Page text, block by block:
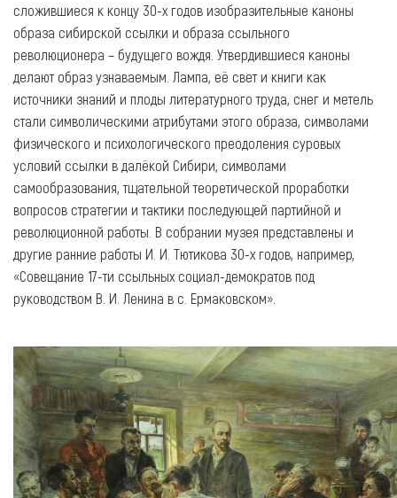
сложившиеся к концу 30-х годов изобразительные каноны
образа сибирской ссылки и образа ссыльного
революционера – будущего вождя. Утвердившиеся каноны
делают образ узнаваемым. Лампа, её свет и книги как
источники знаний и плоды литературного труда, снег и метель
стали символическими атрибутами этого образа, символами
физического и психологического преодоления суровых
условий ссылки в далёкой Сибири, символами
самообразования, тщательной теоретической проработки
вопросов стратегии и тактики последующей партийной и
революционной работы. В собрании музея представлены и
другие ранние работы И. И. Тютикова 30-х годов, например,
«Совещание 17-ти ссыльных социал-демократов под
руководством В. И. Ленина в с. Ермаковском».